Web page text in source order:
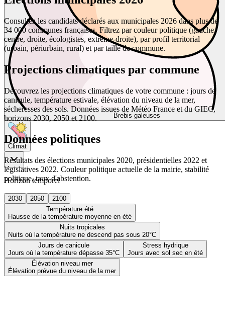
Brebis galeuses
Climat
Horizon temporel
2030 2050
2100
Température été
Hausse de la température moyenne en été
Nuits tropicales
Nuits où la température ne descend pas sous 20°C
Jours de canicule
Jours où la température dépasse 35°C
Stress hydrique
Jours avec sol sec en été
Élévation niveau mer
Élévation prévue du niveau de la mer
Consultez les candidats déclarés aux municipales 2026 dans plus de
34 000 communes françaises. Filtrez par couleur politique (gauche,
centre, droite, écologistes, extrême-droite), par profil territorial
(urbain, périurbain, rural) et par taille de commune.
Projections climatiques par commune
Découvrez les projections climatiques de votre commune : jours de
canicule, température estivale, élévation du niveau de la mer,
sécheresses des sols. Données issues de Météo France et du GIEC,
horizons 2030, 2050 et 2100.
Données politiques
Résultats des élections municipales 2020, présidentielles 2022 et
législatives 2022. Couleur politique actuelle de la mairie, stabilité
politique, taux d'abstention.